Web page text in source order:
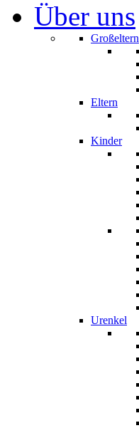
Über uns
Großeltern
Eltern
Kinder
Urenkel